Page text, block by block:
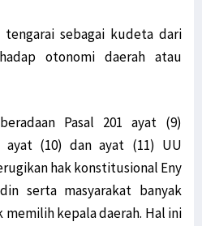
sebagai kudeta dari
otonomi daerah atau
Pasal 201 ayat (9)
ayat (10) dan ayat (11) UU
hak konstitusional Eny
serta masyarakat banyak
kepala daerah. Hal ini